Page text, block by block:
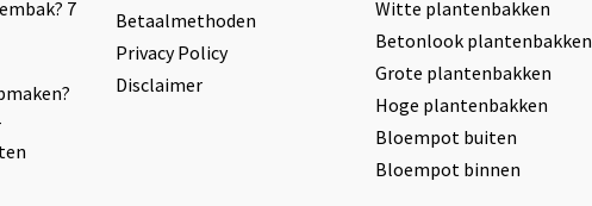
7
Betaalmethoden
Privacy Policy
Disclaimer
Witte plantenbakken
Betonlook plantenbakken
Grote plantenbakken
Hoge plantenbakken
Bloempot buiten
Bloempot binnen